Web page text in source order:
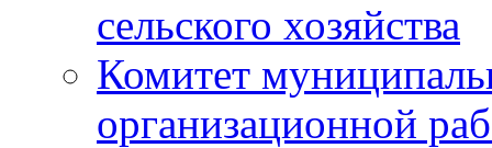
сельского хозяйства
Комитет
организационной